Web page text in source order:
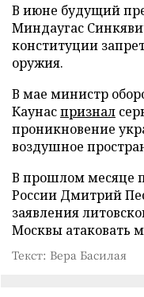
В июне будущий
Миндаугас
конституции
оружия.
В мае министр
Каунаспризнал
проникновение
воздушное
В прошлом месяце
России Дмитрий
заявления
Москвы атаковать
Текст: Вера Басилая